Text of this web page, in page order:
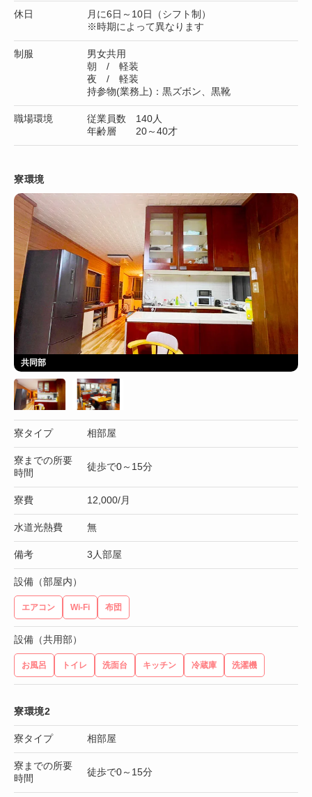
休日
月に6日～10日（シフト制）
※時期によって異なります
制服
男女共用
朝 / 軽装
夜 / 軽装
持参物(業務上)：黒ズボン、黒靴
職場環境
従業員数 140人
年齢層 20～40才
寮環境
共同部
寮タイプ 相部屋
寮までの所要
時間
徒歩で0～15分
寮費 12,000/月
水道光熱費 無
備考 3人部屋
設備（部屋内）
エアコン Wi-Fi 布団
設備（共用部）
お風呂 トイレ 洗面台 キッチン 冷蔵庫 洗濯機
寮環境2
寮タイプ 相部屋
寮までの所要
時間
徒歩で0～15分